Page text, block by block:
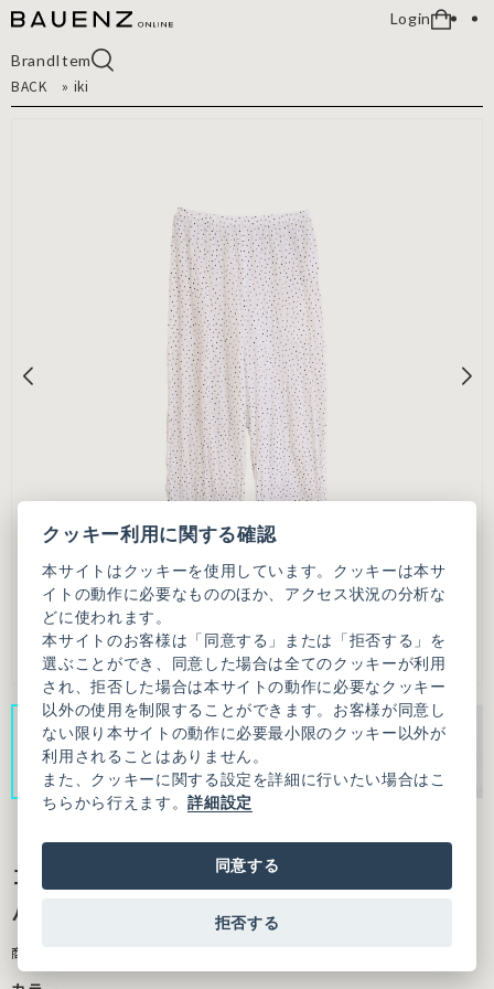
Login
BrandItem
BACK
» iki
コットンジョーゼットドット フリルギャザー
パンツ
商品番号：3101PT015261F01
クッキー利用に関する確認
本サイトはクッキーを使用しています。クッキーは本サ
イトの動作に必要なもののほか、アクセス状況の分析な
どに使われます。
本サイトのお客様は「同意する」または「拒否する」を
選ぶことができ、同意した場合は全てのクッキーが利用
され、拒否した場合は本サイトの動作に必要なクッキー
以外の使用を制限することができます。お客様が同意し
ない限り本サイトの動作に必要最小限のクッキー以外が
利用されることはありません。
また、クッキーに関する設定を詳細に行いたい場合はこ
ちらから行えます。詳細設定
同意する
拒否する